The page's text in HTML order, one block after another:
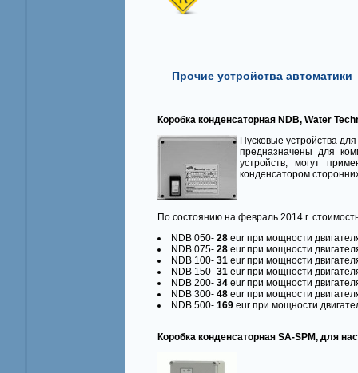
Прочие устройства автоматики
Коробка конденсаторная NDB, Water
Пусковые устройства
предназначены для
устройств, могут
конденсатором
По состоянию на февраль 2014 г.
NDB 050- 28 eur при мощности
NDB 075- 28 eur при мощности
NDB 100- 31 eur при мощности
NDB 150- 31 eur при мощности
NDB 200- 34 eur при мощности
NDB 300- 48 eur при мощности
NDB 500- 169 eur при мощности
Коробка конденсаторная SA-SPM, для